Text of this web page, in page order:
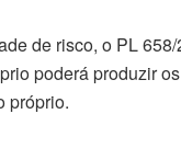
de risco, o PL
poderá produzir
próprio.